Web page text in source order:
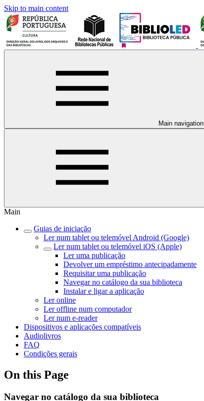
Skip to main content
Main navigation
Main
Guias de iniciação
Ler num tablet ou telemóvel Android (Google)
Ler num tablet ou telemóvel iOS (Apple)
Ler uma publicação
Devolver um empréstimo antecipadamente
Requisitar uma publicação
Navegar no catálogo da sua biblioteca
Instalar e ligar a aplicação
Ler online
Ler offline num computador
Ler num e-reader
Dispositivos e aplicações compatíveis
Audiolivros
FAQ
Condições gerais
On this Page
Navegar no catálogo da sua biblioteca